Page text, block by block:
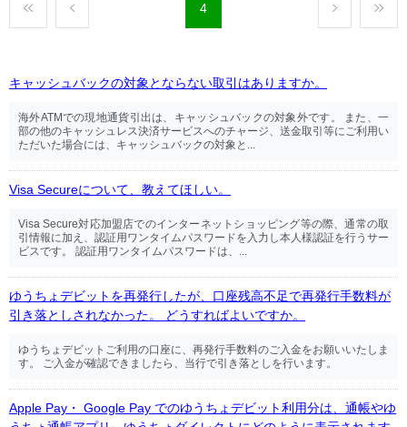
4
キャッシュバックの対象とならない取引はありますか。
海外ATMでの現地通貨引出は、キャッシュバックの対象外です。 また、一
部の他のキャッシュレス決済サービスへのチャージ、送金取引等にご利用い
ただいた場合には、キャッシュバックの対象と...
Visa Secureについて、教えてほしい。
Visa Secure対応加盟店でのインターネットショッピング等の際、通常の取
引情報に加え、認証用ワンタイムパスワードを入力し本人様認証を行うサー
ビスです。 認証用ワンタイムパスワードは、...
ゆうちょデビットを再発行したが、口座残高不足で再発行手数料が
引き落としされなかった。 どうすればよいですか。
ゆうちょデビットご利用の口座に、再発行手数料のご入金をお願いいたしま
す。 ご入金が確認できましたら、当行で引き落としを行います。
Apple Pay・ Google Pay でのゆうちょデビット利用分は、通帳やゆ